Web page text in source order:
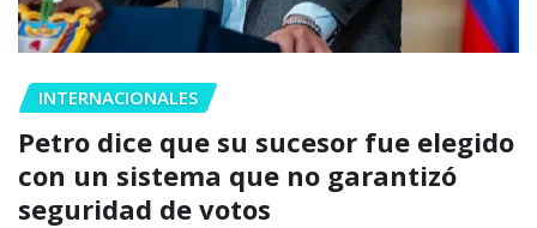
INTERNACIONALES
Petro dice que su sucesor fue elegido
con un sistema que no garantizó
seguridad de votos